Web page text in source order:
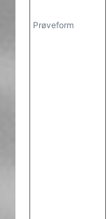
Prøveform